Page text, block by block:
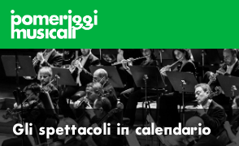
Gli spettacoli in calendario